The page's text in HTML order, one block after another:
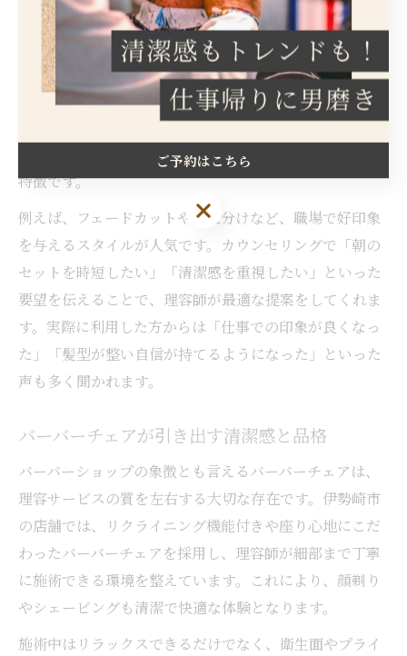
バーバーショップで作る好印象ビジネスヘア
ビジネスシーンにおいて第一印象は非常に重要です。群
馬県伊勢崎市のバーバーショップでは、清潔感と大人の
落ち着きを兼ね備えたビジネスヘアを提案しています。
骨格や髪質に合わせてカットし、自然な流れやツヤ感を
重視することで、毎朝のスタイリングも簡単になる点が
特徴です。
例えば、フェードカットや七三分けなど、職場で好印象
を与えるスタイルが人気です。カウンセリングで「朝の
セットを時短したい」「清潔感を重視したい」といった
要望を伝えることで、理容師が最適な提案をしてくれま
す。実際に利用した方からは「仕事での印象が良くなっ
た」「髪型が整い自信が持てるようになった」といった
声も多く聞かれます。
バーバーチェアが引き出す清潔感と品格
バーバーショップの象徴とも言えるバーバーチェアは、
理容サービスの質を左右する大切な存在です。伊勢崎市
の店舗では、リクライニング機能付きや座り心地にこだ
わったバーバーチェアを採用し、理容師が細部まで丁寧
に施術できる環境を整えています。これにより、顔剃り
やシェービングも清潔で快適な体験となります。
施術中はリラックスできるだけでなく、衛生面やプライ
ご予約はこちら
ご予約はこちら